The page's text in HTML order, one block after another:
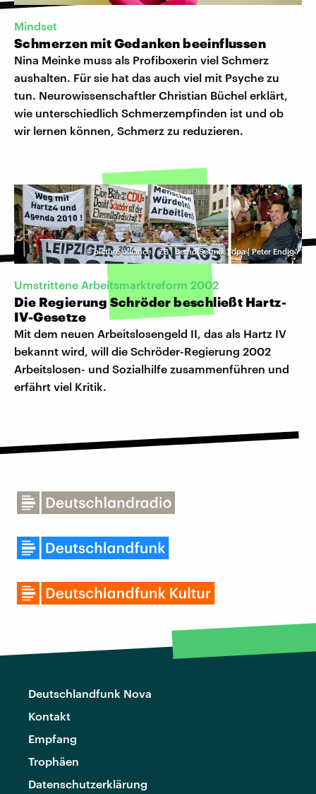
Mindset
Schmerzen mit Gedanken beeinflussen
Nina Meinke muss als Profiboxerin viel Schmerz
aushalten. Für sie hat das auch viel mit Psyche zu
tun. Neurowissenschaftler Christian Büchel erklärt,
wie unterschiedlich Schmerzempfinden ist und ob
wir lernen können, Schmerz zu reduzieren.
©picture-alliance / ZB | Bernd Settnik | dpa | Peter Endig
Umstrittene Arbeitsmarktreform 2002
Die Regierung Schröder beschließt Hartz-
IV-Gesetze
Mit dem neuen Arbeitslosengeld II, das als Hartz IV
bekannt wird, will die Schröder-Regierung 2002
Arbeitslosen- und Sozialhilfe zusammenführen und
erfährt viel Kritik.
Deutschlandfunk Nova
Kontakt
Empfang
Trophäen
Datenschutzerklärung